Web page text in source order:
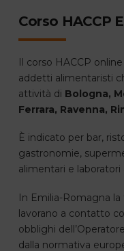
Corso HACCP
Il corso HACCP
addetti alimentaristi
attività di Bologna,
Ferrara, Ravenna,
È indicato per bar,
gastronomie,
alimentari e laboratori
In Emilia-Romagna
lavorano a contatto
obblighi
dalla normativa